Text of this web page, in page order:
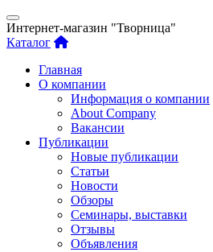
Интернет-магазин "Творница"
Каталог
Главная
О компании
Информация о компании
About Company
Вакансии
Публикации
Новые публикации
Статьи
Новости
Обзоры
Семинары, выставки
Отзывы
Объявления